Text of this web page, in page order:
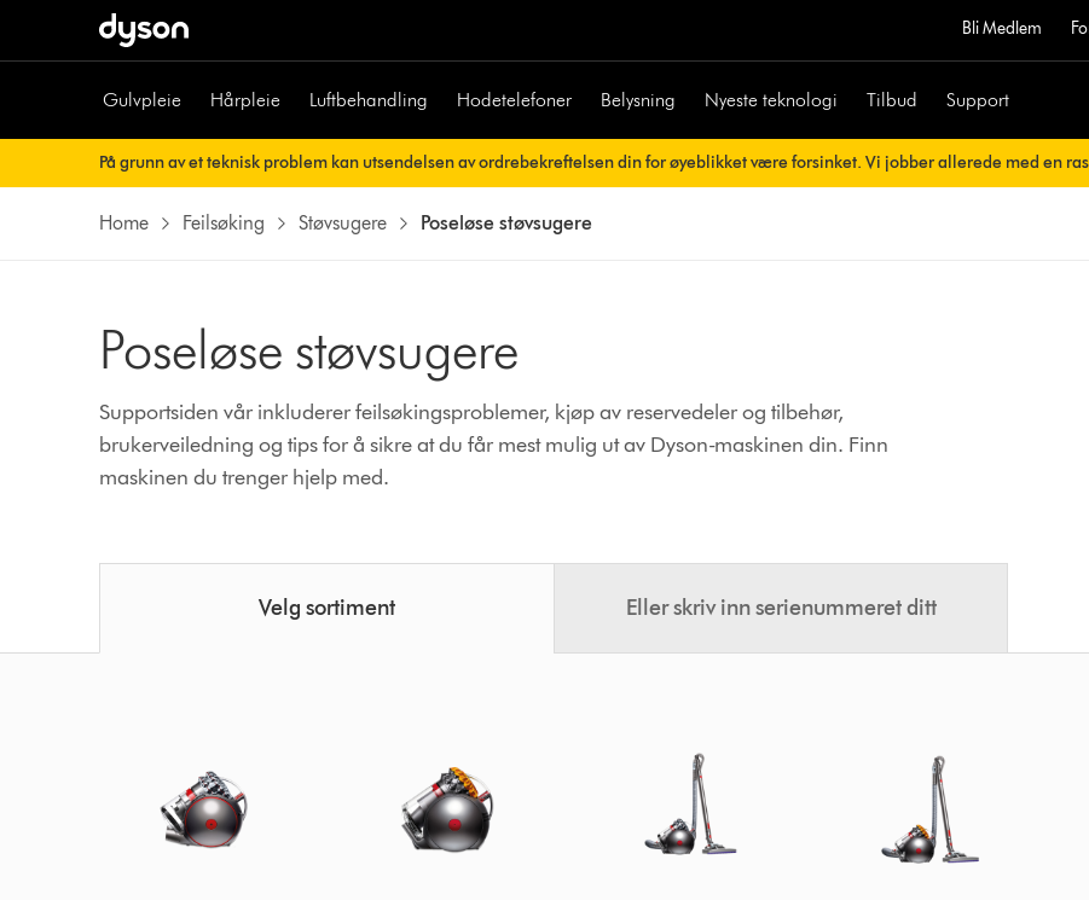
Bli Medlem
Gulvpleie Hårpleie Luftbehandling Hodetelefoner Belysning Nyeste teknologi Tilbud Support
På grunn av et teknisk problem kan utsendelsen av ordrebekreftelsen din for øyeblikket være forsinket. Vi jobber allerede med en
Ordrebekreftelsen din vil snart bli sendt til deg automatisk.
Home Feilsøking Støvsugere Poseløse støvsugere
Poseløse støvsugere
Supportsiden vår inkluderer feilsøkingsproblemer, kjøp av reservedeler og tilbehør,
brukerveiledning og tips for å sikre at du får mest mulig ut av Dyson-maskinen din. Finn
maskinen du trenger hjelp med.
Velg sortiment Eller skriv inn serienummeret ditt